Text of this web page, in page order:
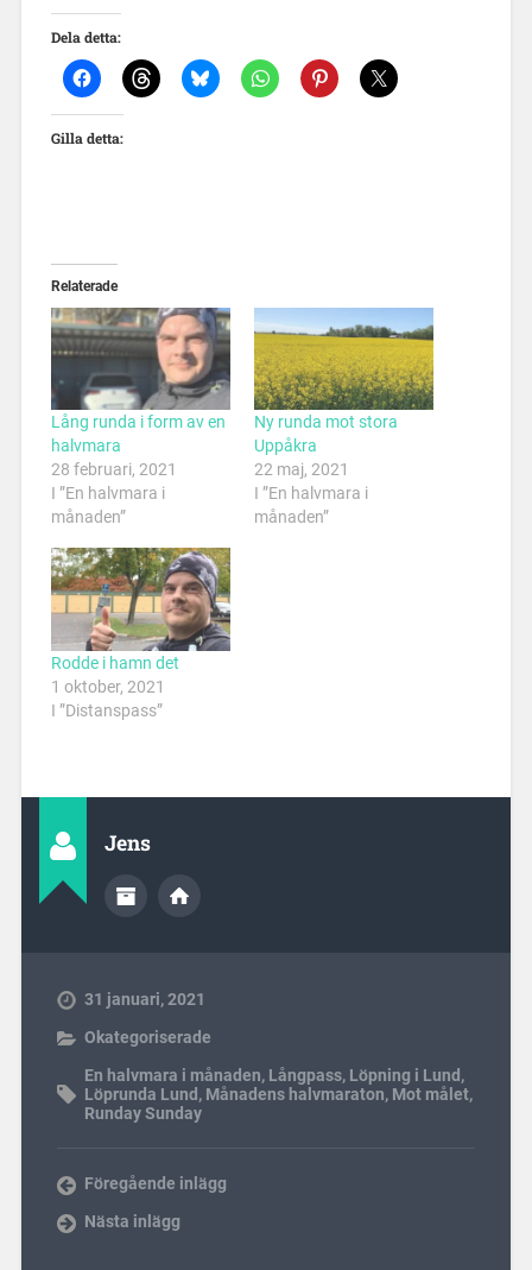
Dela detta:
Gilla detta:
Relaterade
Lång runda i form av en
halvmara
28 februari, 2021
I ”En halvmara i
månaden”
Ny runda mot stora
Uppåkra
22 maj, 2021
I ”En halvmara i
månaden”
Rodde i hamn det
1 oktober, 2021
I ”Distanspass”
Jens
31 januari, 2021
Okategoriserade
En halvmara i månaden, Långpass, Löpning i Lund,
Löprunda Lund, Månadens halvmaraton, Mot målet,
Runday Sunday
Föregående inlägg
Nästa inlägg